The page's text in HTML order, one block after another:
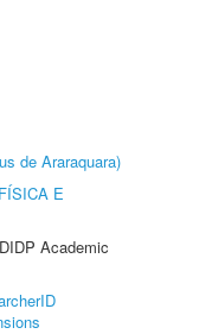
de Araraquara)
E
Academic